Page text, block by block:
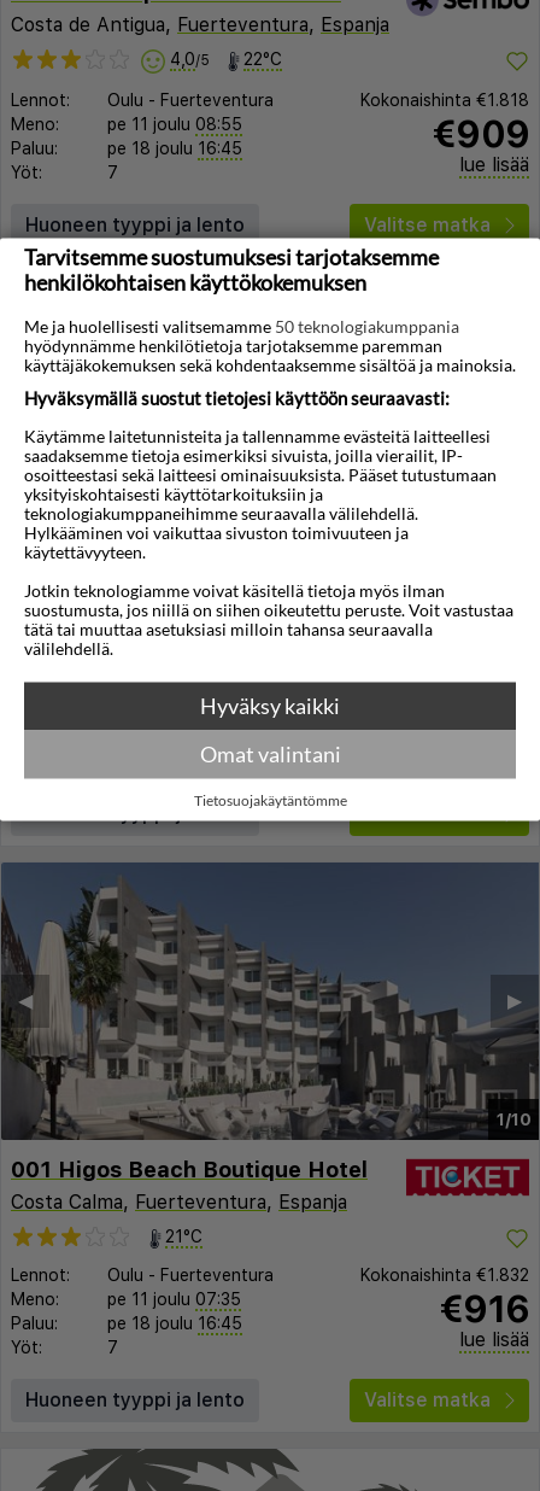
Costa de Antigua, Fuerteventura, Espanja
4,0/5 22°C
Lennot: Oulu - Fuerteventura
Meno:
pe 11 joulu 08:55
Paluu:
pe 18 joulu 16:45
Yöt:
7
Kokonaishinta €1.818
€909
lue lisää
Huoneen tyyppi ja lento Valitse matka
Corralejo,Fuerteventura,Espanja
Lennot: Oulu-Fuerteventura
08:55
Kokonaishinta€1.827
€914
Huoneen tyyppi ja lento
1/10
▶︎
◀︎
001 Higos Beach Boutique Hotel
Costa Calma, Fuerteventura, Espanja
21°C
Lennot:
Oulu - Fuerteventura
Meno:
pe 11 joulu 07:35
Paluu:
pe 18 joulu 16:45
Yöt:
7
Kokonaishinta €1.832
€916
lue lisää
Huoneen tyyppi ja lento Valitse matka
Tarvitsemme suostumuksesi tarjotaksemme
henkilökohtaisen käyttökokemuksen
Me ja huolellisesti valitsemamme 50 teknologiakumppania
hyödynnämme henkilötietoja tarjotaksemme paremman
käyttäjäkokemuksen sekä kohdentaaksemme sisältöä ja mainoksia.
Hyväksymällä suostut tietojesi käyttöön seuraavasti:
Käytämme laitetunnisteita ja tallennamme evästeitä laitteellesi
saadaksemme tietoja esimerkiksi sivuista, joilla vierailit, IP-
osoitteestasi sekä laitteesi ominaisuuksista. Pääset tutustumaan
yksityiskohtaisesti käyttötarkoituksiin ja
teknologiakumppaneihimme seuraavalla välilehdellä.
Hylkääminen voi vaikuttaa sivuston toimivuuteen ja
käytettävyyteen.
Jotkin teknologiamme voivat käsitellä tietoja myös ilman
suostumusta, jos niillä on siihen oikeutettu peruste. Voit vastustaa
tätä tai muuttaa asetuksiasi milloin tahansa seuraavalla
välilehdellä.
Hyväksy kaikki
Omat valintani
Tietosuojakäytäntömme